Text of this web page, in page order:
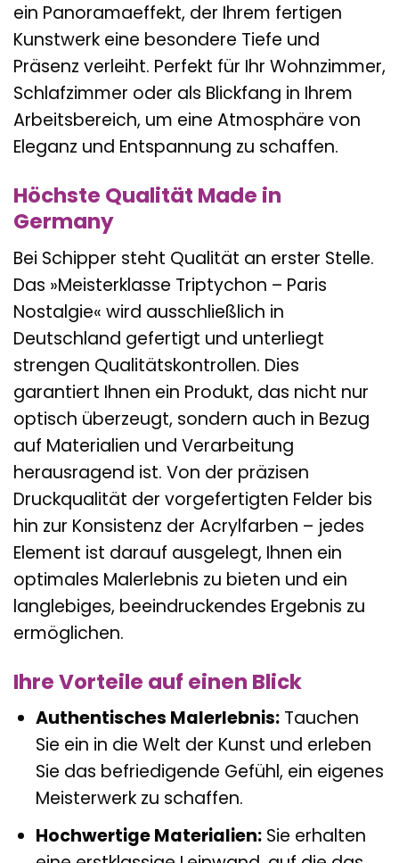
ein Panoramaeffekt, der Ihrem fertigen
Kunstwerk eine besondere Tiefe und
Präsenz verleiht. Perfekt für Ihr Wohnzimmer,
Schlafzimmer oder als Blickfang in Ihrem
Arbeitsbereich, um eine Atmosphäre von
Eleganz und Entspannung zu schaffen.
Höchste Qualität Made in
Germany
Bei Schipper steht Qualität an erster Stelle.
Das »Meisterklasse Triptychon – Paris
Nostalgie« wird ausschließlich in
Deutschland gefertigt und unterliegt
strengen Qualitätskontrollen. Dies
garantiert Ihnen ein Produkt, das nicht nur
optisch überzeugt, sondern auch in Bezug
auf Materialien und Verarbeitung
herausragend ist. Von der präzisen
Druckqualität der vorgefertigten Felder bis
hin zur Konsistenz der Acrylfarben – jedes
Element ist darauf ausgelegt, Ihnen ein
optimales Malerlebnis zu bieten und ein
langlebiges, beeindruckendes Ergebnis zu
ermöglichen.
Ihre Vorteile auf einen Blick
Authentisches Malerlebnis:Tauchen
Sie ein in die Welt der Kunst und erleben
Sie das befriedigende Gefühl, ein eigenes
Meisterwerk zu schaffen.
Hochwertige Materialien:Sie erhalten